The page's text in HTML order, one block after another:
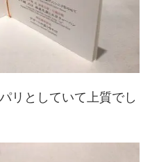
リとしていて上質でし